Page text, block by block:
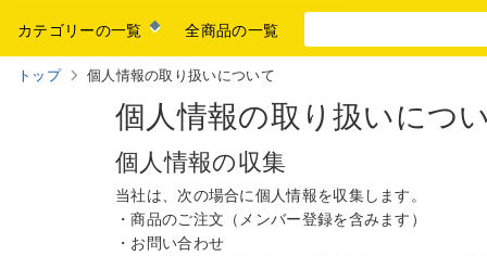
カテゴリーの一覧 全商品の一覧
トップ 個人情報の取り扱いについて
個人情報の取り扱いにつ
個人情報の収集
当社は、次の場合に個人情報を収集します。
・商品のご注文（メンバー登録を含みます）
・お問い合わせ